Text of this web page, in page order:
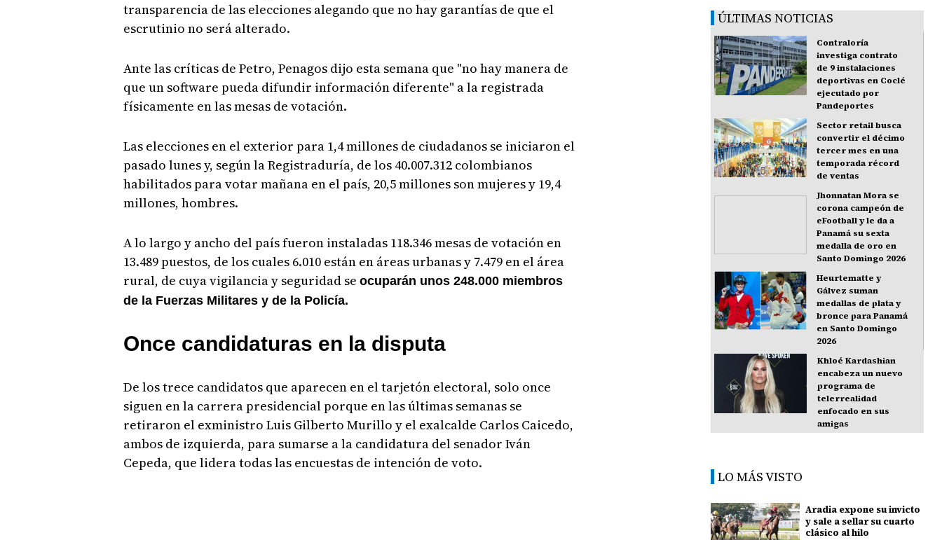
transparencia de las elecciones alegando que no hay garantías de que el
escrutinio no será alterado.
Ante las críticas de Petro, Penagos dijo esta semana que "no hay manera de
que un software pueda difundir información diferente" a la registrada
físicamente en las mesas de votación.
Las elecciones en el exterior para 1,4 millones de ciudadanos se iniciaron el
pasado lunes y, según la Registraduría, de los 40.007.312 colombianos
habilitados para votar mañana en el país, 20,5 millones son mujeres y 19,4
millones, hombres.
A lo largo y ancho del país fueron instaladas 118.346 mesas de votación en
13.489 puestos, de los cuales 6.010 están en áreas urbanas y 7.479 en el área
rural, de cuya vigilancia y seguridad se ocuparán unos 248.000 miembros
de la Fuerzas Militares y de la Policía.
Once candidaturas en la disputa
De los trece candidatos que aparecen en el tarjetón electoral, solo once
siguen en la carrera presidencial porque en las últimas semanas se
retiraron el exministro Luis Gilberto Murillo y el exalcalde Carlos Caicedo,
ambos de izquierda, para sumarse a la candidatura del senador Iván
Cepeda, que lidera todas las encuestas de intención de voto.
ÚLTIMAS NOTICIAS
Contraloría
investiga contrato
de 9 instalaciones
deportivas en Coclé
ejecutado por
Pandeportes
Sector retail busca
convertir el décimo
tercer mes en una
temporada récord
de ventas
Jhonnatan Mora se
corona campeón de
eFootball y le da a
Panamá su sexta
medalla de oro en
Santo Domingo 2026
Heurtematte y
Gálvez suman
medallas de plata y
bronce para Panamá
en Santo Domingo
2026
Khloé Kardashian
encabeza un nuevo
programa de
telerrealidad
enfocado en sus
amigas
LO MÁS VISTO
Aradia expone su invicto
y sale a sellar su cuarto
clásico al hilo